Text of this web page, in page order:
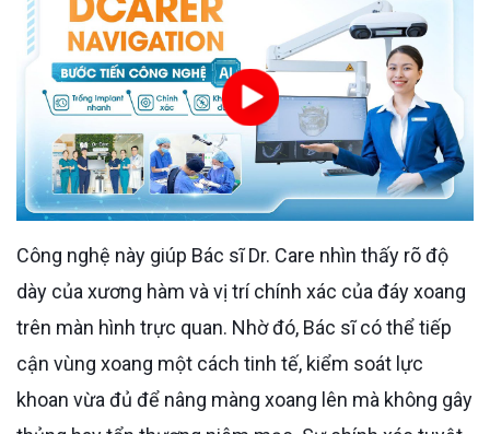
Công nghệ này giúp Bác sĩ Dr. Care nhìn thấy rõ độ
dày của xương hàm và vị trí chính xác của đáy xoang
trên màn hình trực quan. Nhờ đó, Bác sĩ có thể tiếp
cận vùng xoang một cách tinh tế, kiểm soát lực
khoan vừa đủ để nâng màng xoang lên mà không gây